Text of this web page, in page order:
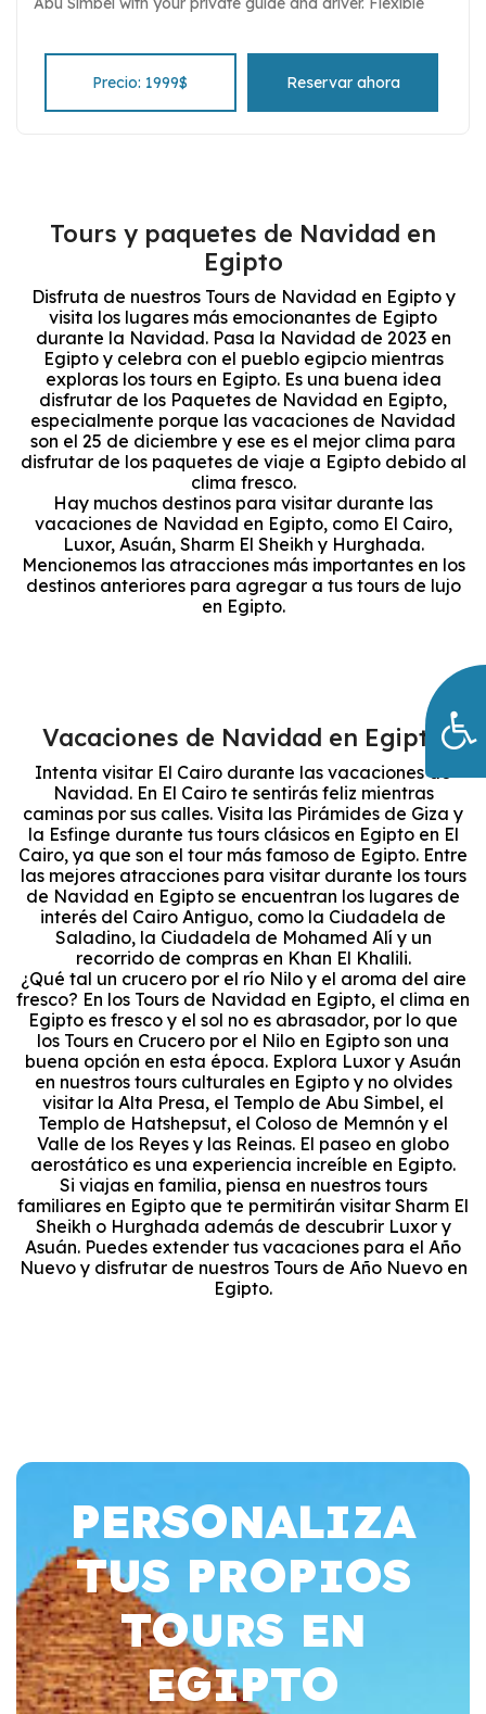
Precio: 1999$ Reservar ahora
Tours y paquetes de Navidad en
Egipto
Disfruta de nuestros Tours de Navidad en Egipto y
visita los lugares más emocionantes de Egipto
durante la Navidad. Pasa la Navidad de 2023 en
Egipto y celebra con el pueblo egipcio mientras
exploras los tours en Egipto. Es una buena idea
disfrutar de los Paquetes de Navidad en Egipto,
especialmente porque las vacaciones de Navidad
son el 25 de diciembre y ese es el mejor clima para
disfrutar de los paquetes de viaje a Egipto debido al
clima fresco.
Hay muchos destinos para visitar durante las
vacaciones de Navidad en Egipto, como El Cairo,
Luxor, Asuán, Sharm El Sheikh y Hurghada.
Mencionemos las atracciones más importantes en los
destinos anteriores para agregar a tus tours de lujo
en Egipto.
Vacaciones de Navidad en Egipto
Intenta visitar El Cairo durante las vacaciones de
Navidad. En El Cairo te sentirás feliz mientras
caminas por sus calles. Visita las Pirámides de Giza y
la Esfinge durante tus tours clásicos en Egipto en El
Cairo, ya que son el tour más famoso de Egipto. Entre
las mejores atracciones para visitar durante los tours
de Navidad en Egipto se encuentran los lugares de
interés del Cairo Antiguo, como la Ciudadela de
Saladino, la Ciudadela de Mohamed Alí y un
recorrido de compras en Khan El Khalili.
¿Qué tal un crucero por el río Nilo y el aroma del aire
fresco? En los Tours de Navidad en Egipto, el clima en
Egipto es fresco y el sol no es abrasador, por lo que
los Tours en Crucero por el Nilo en Egipto son una
buena opción en esta época. Explora Luxor y Asuán
en nuestros tours culturales en Egipto y no olvides
visitar la Alta Presa, el Templo de Abu Simbel, el
Templo de Hatshepsut, el Coloso de Memnón y el
Valle de los Reyes y las Reinas. El paseo en globo
aerostático es una experiencia increíble en Egipto.
Si viajas en familia, piensa en nuestros tours
familiares en Egipto que te permitirán visitar Sharm El
Sheikh o Hurghada además de descubrir Luxor y
Asuán. Puedes extender tus vacaciones para el Año
Nuevo y disfrutar de nuestros Tours de Año Nuevo en
Egipto.
PERSONALIZA
TUS PROPIOS
TOURS EN
EGIPTO